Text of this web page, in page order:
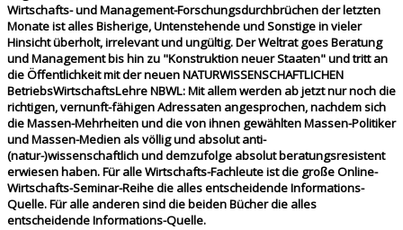
Wirtschafts- und Management-Forschungsdurchbrüchen der letzten
Monate ist alles Bisherige, Untenstehende und Sonstige in vieler
Hinsicht überholt, irrelevant und ungültig. Der Weltrat goes Beratung
und Management bis hin zu "Konstruktion neuer Staaten" und tritt an
die Öffentlichkeit mit der neuen NATURWISSENSCHAFTLICHEN
BetriebsWirtschaftsLehre NBWL: Mit allem werden ab jetzt nur noch die
richtigen, vernunft-fähigen Adressaten angesprochen, nachdem sich
die Massen-Mehrheiten und die von ihnen gewählten Massen-Politiker
und Massen-Medien als völlig und absolut anti-
(natur-)wissenschaftlich und demzufolge absolut beratungsresistent
erwiesen haben. Für alle Wirtschafts-Fachleute ist die große Online-
Wirtschafts-Seminar-Reihe die alles entscheidende Informations-
Quelle. Für alle anderen sind die beiden Bücher die alles
entscheidende Informations-Quelle.